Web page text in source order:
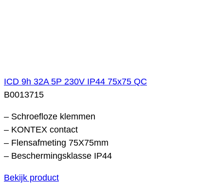
ICD 9h 32A 5P 230V IP44 75x75 QC
B0013715
– Schroefloze klemmen
– KONTEX contact
– Flensafmeting 75X75mm
– Beschermingsklasse IP44
Bekijk product